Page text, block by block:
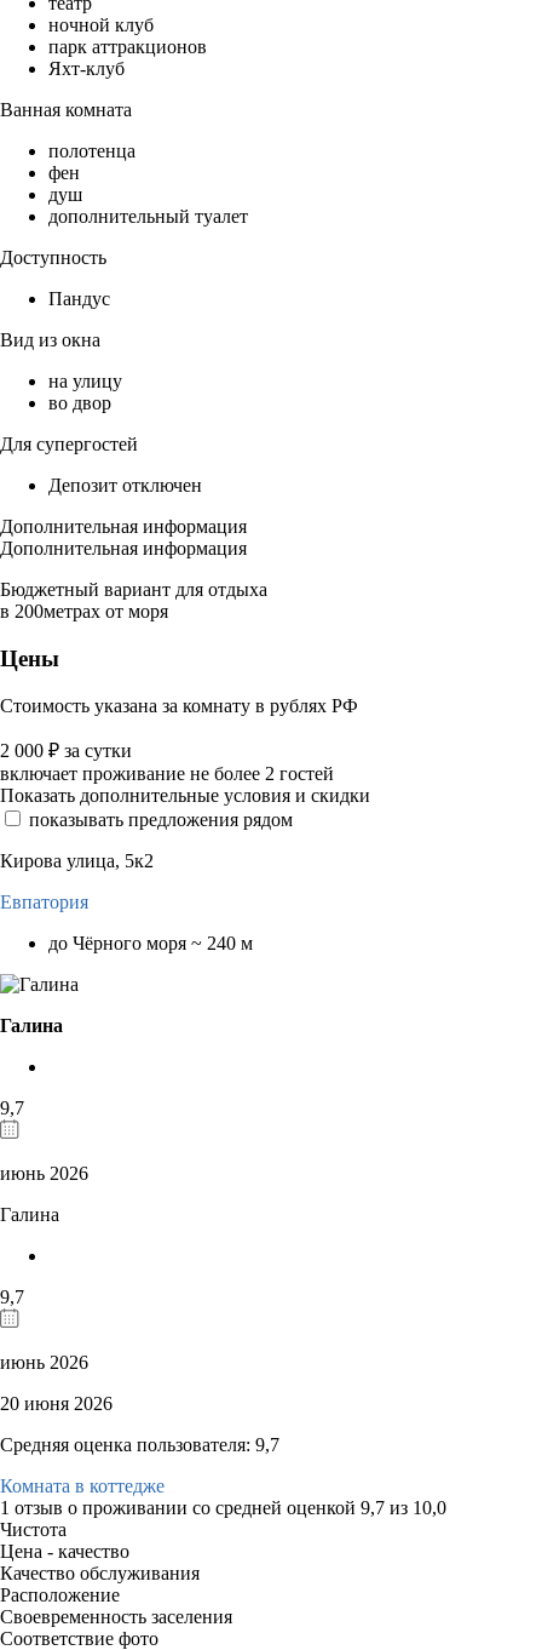
ночной клуб
парк аттракционов
Яхт-клуб
Ванная комната
полотенца
фен
душ
дополнительный туалет
Доступность
Пандус
Вид из окна
на улицу
во двор
Для супергостей
Депозит отключен
Дополнительная информация
Дополнительная информация
Бюджетный вариант для отдыха
в 200метрах от моря
Цены
Стоимость указана за комнату в рублях РФ
2 000 ₽ за сутки
включает проживание не более 2 гостей
Показать дополнительные условия и скидки
показывать предложения рядом
Кирова улица, 5к2
Евпатория
до Чёрного моря ~ 240 м
Галина
9,7
июнь 2026
Галина
9,7
июнь 2026
20 июня 2026
Средняя оценка пользователя: 9,7
Комната в коттедже
1 отзыв о проживании со средней оценкой 9,7 из 10,0
Чистота
Цена - качество
Качество обслуживания
Расположение
Своевременность заселения
Соответствие фото